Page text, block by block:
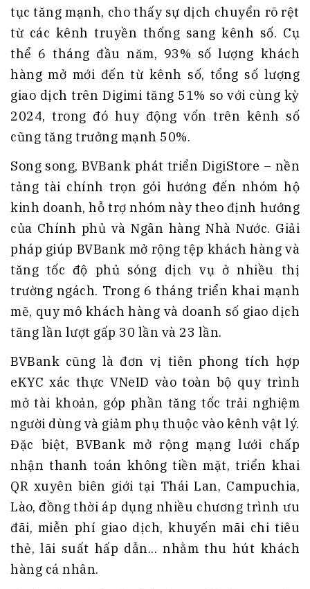
tục tăng mạnh, cho thấy sự dịch chuyển rõ rệt
từ các kênh truyền thống sang kênh số. Cụ
thể 6 tháng đầu năm, 93% số lượng khách
hàng mở mới đến từ kênh số, tổng số lượng
giao dịch trên Digimi tăng 51% so với cùng kỳ
2024, trong đó huy động vốn trên kênh số
cũng tăng trưởng mạnh 50%.
Song song, BVBank phát triển DigiStore – nền
tảng tài chính trọn gói hướng đến nhóm hộ
kinh doanh, hỗ trợ nhóm này theo định hướng
của Chính phủ và Ngân hàng Nhà Nước. Giải
pháp giúp BVBank mở rộng tệp khách hàng và
tăng tốc độ phủ sóng dịch vụ ở nhiều thị
trường ngách. Trong 6 tháng triển khai mạnh
mẽ, quy mô khách hàng và doanh số giao dịch
tăng lần lượt gấp 30 lần và 23 lần.
BVBank cũng là đơn vị tiên phong tích hợp
eKYC xác thực VNeID vào toàn bộ quy trình
mở tài khoản, góp phần tăng tốc trải nghiệm
người dùng và giảm phụ thuộc vào kênh vật lý.
Đặc biệt, BVBank mở rộng mạng lưới chấp
nhận thanh toán không tiền mặt, triển khai
QR xuyên biên giới tại Thái Lan, Campuchia,
Lào, đồng thời áp dụng nhiều chương trình ưu
đãi, miễn phí giao dịch, khuyến mãi chi tiêu
thẻ, lãi suất hấp dẫn... nhằm thu hút khách
hàng cá nhân.